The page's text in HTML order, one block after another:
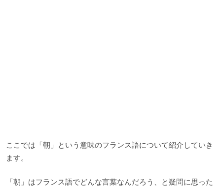
ここでは「朝」という意味のフランス語について紹介していき
ます。
「朝」はフランス語でどんな言葉なんだろう、と疑問に思った